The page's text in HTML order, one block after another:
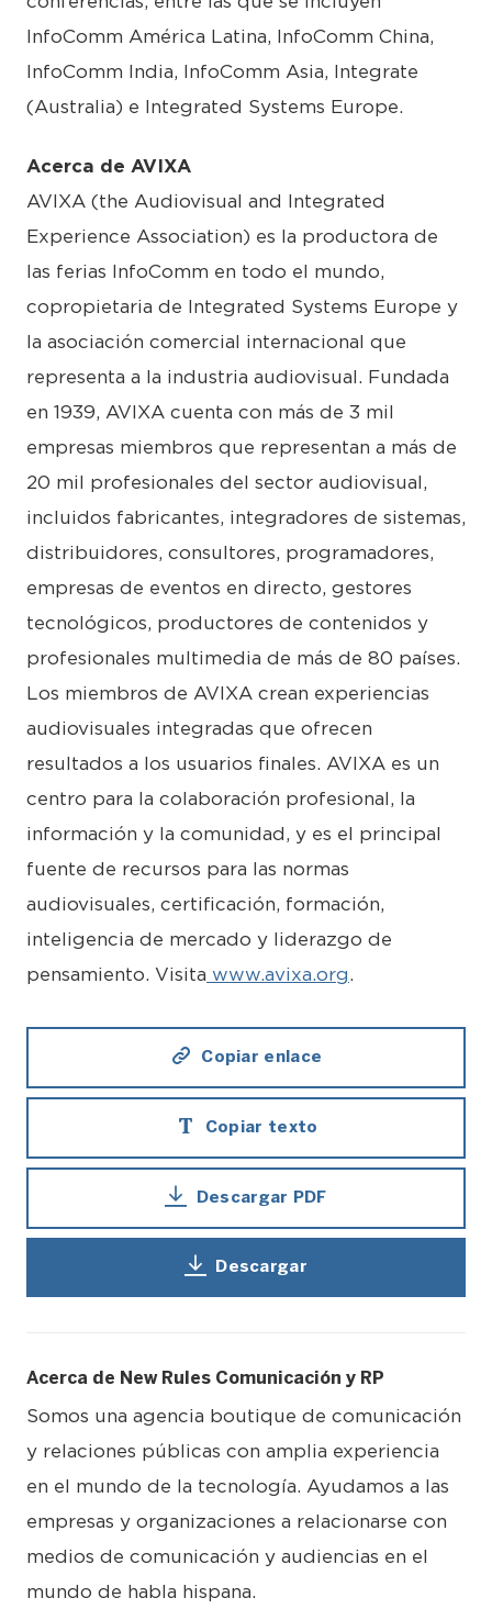
InfoComm América Latina, InfoComm China,
InfoComm India, InfoComm Asia, Integrate
(Australia) e Integrated Systems Europe.
Acerca de AVIXA
AVIXA (the Audiovisual and Integrated
Experience Association) es la productora de
las ferias InfoComm en todo el mundo,
copropietaria de Integrated Systems Europe y
la asociación comercial internacional que
representa a la industria audiovisual. Fundada
en 1939, AVIXA cuenta con más de 3 mil
empresas miembros que representan a más de
20 mil profesionales del sector audiovisual,
incluidos fabricantes, integradores de sistemas,
distribuidores, consultores, programadores,
empresas de eventos en directo, gestores
tecnológicos, productores de contenidos y
profesionales multimedia de más de 80 países.
Los miembros de AVIXA crean experiencias
audiovisuales integradas que ofrecen
resultados a los usuarios finales. AVIXA es un
centro para la colaboración profesional, la
información y la comunidad, y es el principal
fuente de recursos para las normas
audiovisuales, certificación, formación,
inteligencia de mercado y liderazgo de
pensamiento. Visita www.avixa.org.
Copiar enlace
Copiar texto
Descargar PDF
Descargar
Acerca de New Rules Comunicación y RP
Somos una agencia boutique de comunicación
y relaciones públicas con amplia experiencia
en el mundo de la tecnología. Ayudamos a las
empresas y organizaciones a relacionarse con
medios de comunicación y audiencias en el
mundo de habla hispana.